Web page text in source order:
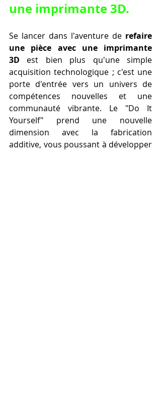
une imprimante 3D.
Se lancer dans l'aventure de refaire
une pièce avec une imprimante
3D est bien plus qu'une simple
acquisition technologique ; c'est une
porte d'entrée vers un univers de
compétences nouvelles et une
communauté vibrante. Le "Do It
Yourself" prend une nouvelle
dimension avec la fabrication
additive, vous poussant à développer